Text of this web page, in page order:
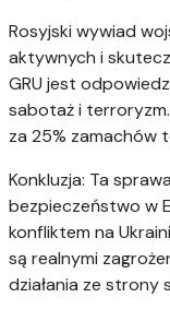
Rosyjski wywiad
aktywnych i
GRU jest
sabotaż i
za 25% zamachów
Konkluzja: Ta
bezpieczeństwo w
konfliktem na
są realnymi
działania ze strony